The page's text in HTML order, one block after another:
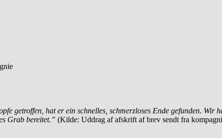
getroffen, hat er ein schnelles, schmerzloses Ende gefunden. Wir
Grab bereitet.” (Kilde: Uddrag af afskrift af brev sendt fra